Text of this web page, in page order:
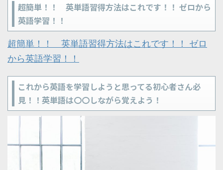
超簡単！！ 英単語習得方法はこれです！！ ゼロから
英語学習！！
超簡単！！ 英単語習得方法はこれです！！ ゼロ
から英語学習！！
これから英語を学習しようと思ってる初心者さん必
見！！英単語は〇〇しながら覚えよう！